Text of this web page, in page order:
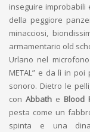
inseguire improbabili
della peggiore
minacciosi,
armamentario old
Urlano nel microfono
METAL” e da lì in poi
sonoro. Dietro le
con Abbath e Blood
pesta come un
spinta e una